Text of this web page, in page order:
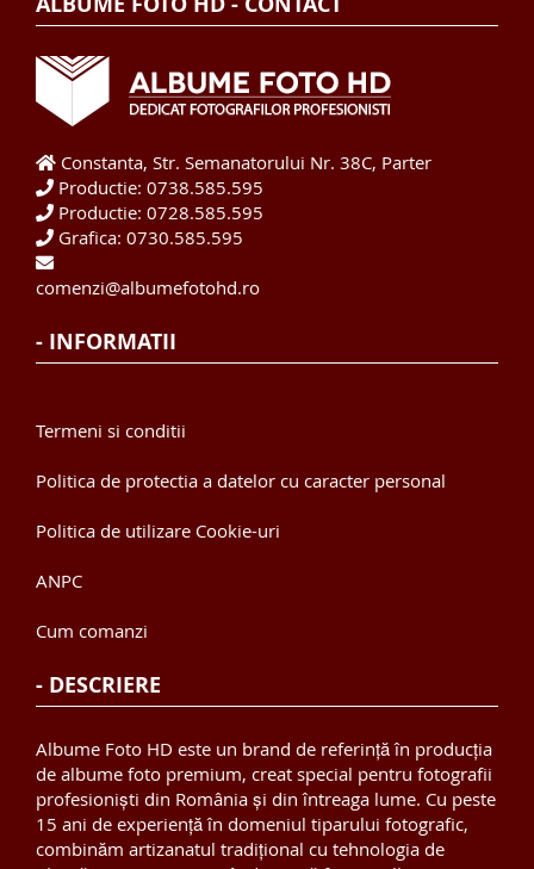
Newsletter:
Constanta, Str. Semanatorului Nr. 38C, Parter
Productie: 0738.585.595
Productie: 0728.585.595
Grafica: 0730.585.595
comenzi@albumefotohd.ro
- INFORMATII
Termeni si conditii
Politica de protectia a datelor cu caracter personal
Politica de utilizare Cookie-uri
ANPC
Cum comanzi
- DESCRIERE
Albume Foto HD este un brand de referință în producția
de albume foto premium, creat special pentru fotografii
profesioniști din România și din întreaga lume. Cu peste
15 ani de experiență în domeniul tiparului fotografic,
combinăm artizanatul tradițional cu tehnologia de